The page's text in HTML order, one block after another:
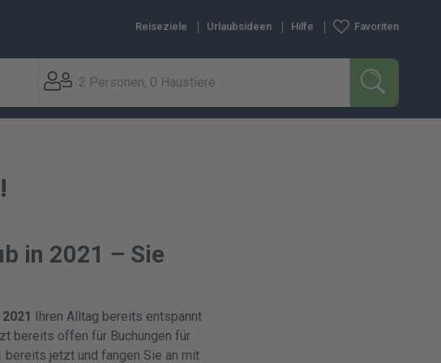
Reiseziele Urlaubsideen Hilfe Favoriten
2 Personen, 0 Haustiere SUCHEN
in 2021 – Sie
Ihren Alltag bereits entspannt
bereits offen für Buchungen für
bereits jetzt und fangen Sie an mit